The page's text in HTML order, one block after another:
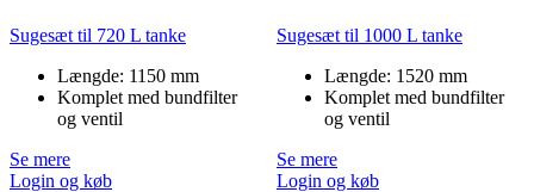
Sugesæt til 720 L tanke
Længde: 1150 mm
Komplet med bundfilter
og ventil
Se mere
Login og køb
Sugesæt til 1000 L tanke
Længde: 1520 mm
Komplet med bundfilter
og ventil
Se mere
Login og køb